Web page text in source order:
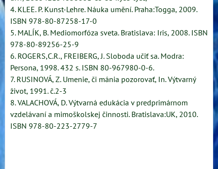
4. KLEE. P. Kunst-Lehre. Náuka umění. Praha:Togga, 2009.
ISBN 978-80-87258-17-0
5. MALÍK, B. Mediomorfóza sveta. Bratislava: Iris, 2008. ISBN
978-80-89256-25-9
6. ROGERS,C.R., FREIBERG, J. Sloboda učiť sa. Modra:
Persona, 1998. 432 s. ISBN 80-967980-0-6.
7. RUSINOVÁ, Z. Umenie, či mánia pozorovať, In. Výtvarný
život, 1991. č.2-3
8. VALACHOVÁ, D. Výtvarná edukácia v predprimárnom
vzdelávaní a mimoškolskej činnosti. Bratislava:UK, 2010.
ISBN 978-80-223-2779-7